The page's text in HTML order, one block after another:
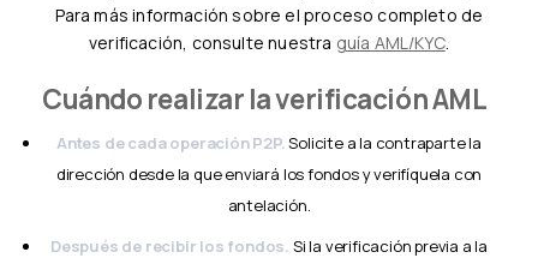
Para más información sobre el proceso completo de
verificación, consulte nuestra guía AML/KYC.
Cuándo realizar la verificación AML
Antes de cada operación P2P.Solicite a la contraparte la
dirección desde la que enviará los fondos y verifíquela con
antelación.
Después de recibir los fondos. Si la verificación previa a la